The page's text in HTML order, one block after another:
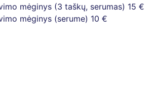
mėginys (3 taškų, serumas) 15 €
mėginys (serume) 10 €